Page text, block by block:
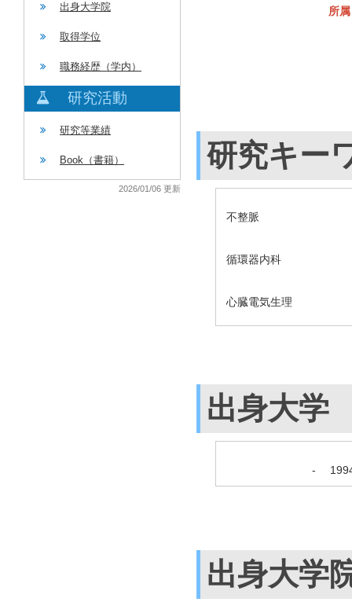
出身大学院
取得学位
職務経歴（学内）
研究活動
研究等業績
Book（書籍）
2026/01/06 更新
所属
研究キー
不整脈
循環器内科
心臓電気生理
出身大学
-
出身大学